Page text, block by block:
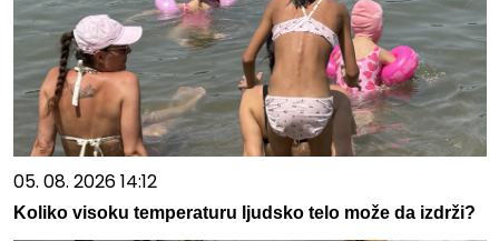
05. 08. 2026 14:12
Koliko visoku temperaturu ljudsko telo može da izdrži?